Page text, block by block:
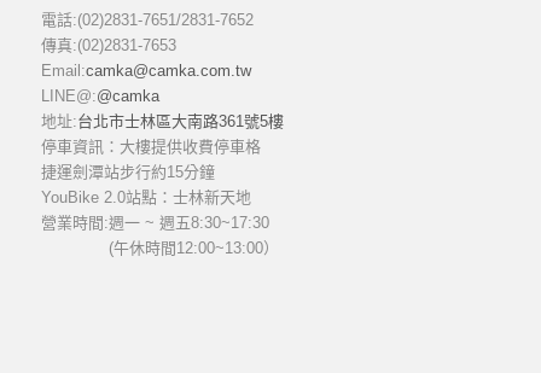
電話:(02)2831-7651/2831-7652
傳真:(02)2831-7653
Email:camka@camka.com.tw
LINE@:@camka
地址:台北市士林區大南路361號5樓
停車資訊：大樓提供收費停車格
捷運劍潭站步行約15分鐘
YouBike 2.0站點：士林新天地
營業時間:週一 ~ 週五8:30~17:30
(午休時間12:00~13:00）